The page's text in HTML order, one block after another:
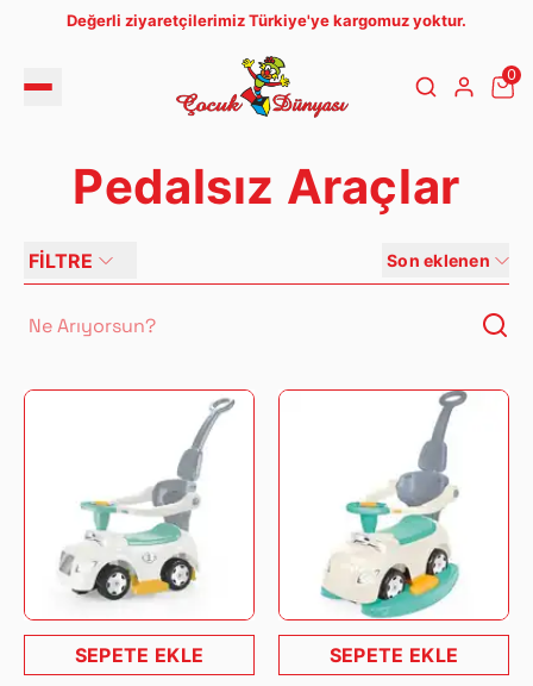
Değerli ziyaretçilerimiz Türkiye'ye kargomuz yoktur.
0
Pedalsız Araçlar
FİLTRE Son eklenen
SEPETE EKLE SEPETE EKLE